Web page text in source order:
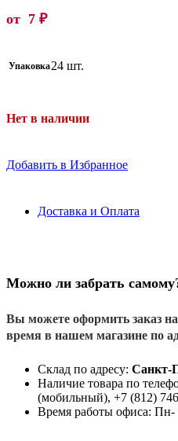
от 7 ₽
Упаковка24 шт.
Нет в наличии
Добавить в Избранное
Доставка и Оплата
Можно ли забрать
Вы можете оформить заказ на
время в нашем магазине по
Склад по адресу: Санкт-
Наличие товара по
(мобильный), +7 (812)
Время работы офиса: